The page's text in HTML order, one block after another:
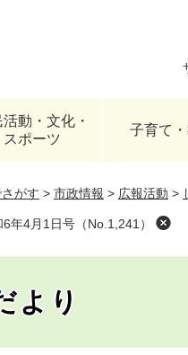
動・文化・
スポーツ
子育て
がす > 市政情報 > 広報活動 >
年4月1日号（No.1,241）
より